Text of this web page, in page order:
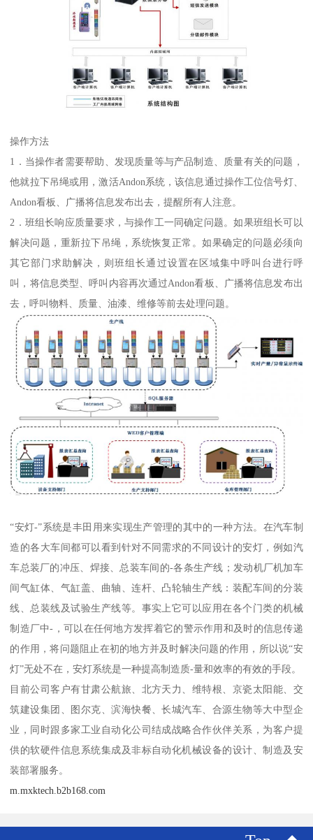
操作方法
1．当操作者需要帮助、发现质量等与产品制造、质量有关的问题，
他就拉下吊绳或用，激活Andon系统，该信息通过操作工位信号灯、
Andon看板、广播将信息发布出去，提醒所有人注意。
2．班组长响应质量要求，与操作工一同确定问题。如果班组长可以
解决问题，重新拉下吊绳，系统恢复正常。如果确定的问题必须向
其它部门求助解决，则班组长通过设置在区域集中呼叫台进行呼
叫，将信息类型、呼叫内容再次通过Andon看板、广播将信息发布出
去，呼叫物料、质量、油漆、维修等前去处理问题。
“安灯-”系统是丰田用来实现生产管理的其中的一种方法。在汽车制
造的各大车间都可以看到针对不同需求的不同设计的安灯，例如汽
车总装厂的冲压、焊接、总装车间的-各条生产线；发动机厂机加车
间气缸体、气缸盖、曲轴、连杆、凸轮轴生产线：装配车间的分装
线、总装线及试验生产线等。事实上它可以应用在各个门类的机械
制造厂中-，可以在任何地方发挥着它的警示作用和及时的信息传递
的作用，将问题阻止在初的地方并及时解决问题的作用，所以说“安
灯”无处不在，安灯系统是一种提高制造质-量和效率的有效的手段。
目前公司客户有甘肃公航旅、北方天力、维特根、京瓷太阳能、交
筑建设集团、图尔克、滨海快餐、长城汽车、合源生物等大中型企
业，同时跟多家工业自动化公司结成战略合作伙伴关系，为客户提
供的软硬件信息系统集成及非标自动化机械设备的设计、制造及安
装部署服务。
m.mxktech.b2b168.com